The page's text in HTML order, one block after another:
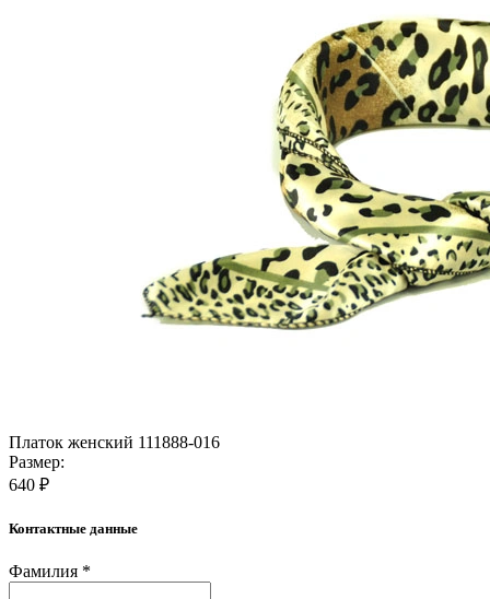
Платок женский 111888-016
Размер:
640 ₽
Контактные данные
Фамилия *